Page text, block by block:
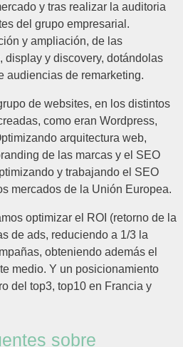
y tras realizar la auditoria
del grupo empresarial.
y ampliación, de las
display y discovery, dotándolas
audiencias de remarketing.
de websites, en los distintos
como eran Wordpress,
arquitectura web,
de las marcas y el SEO
y trabajando el SEO
mercados de la Unión Europea.
optimizar el ROI (retorno de la
de ads, reduciendo a 1/3 la
obteniendo además el
medio. Y un posicionamiento
del top3, top10 en Francia y
sobre